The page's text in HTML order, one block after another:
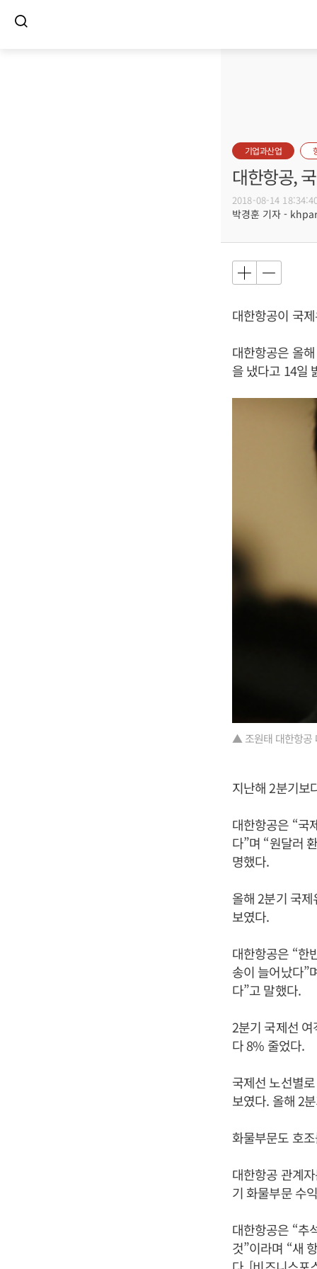
기업과산업
대한항공,
2018-08-14
박경훈 기자 -
대한항공이 국
대한항공은 올
을 냈다고 14일
▲ 조원태 대한항공
지난해 2분기보
대한항공은 “국
다”며 “원달러
명했다.
올해 2분기 국
보였다.
대한항공은 “한
송이 늘어났다”
다”고 말했다.
2분기 국제선
다 8% 줄었다.
국제선 노선별
보였다. 올해 2
화물부문도 호
대한항공 관계
기 화물부문 수
대한항공은 “추
것”이라며 “새